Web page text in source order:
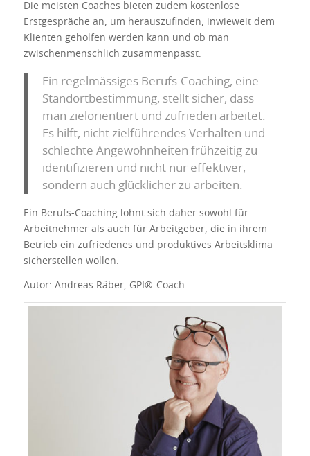
Die meisten Coaches bieten zudem kostenlose
Erstgespräche an, um herauszufinden, inwieweit dem
Klienten geholfen werden kann und ob man
zwischenmenschlich zusammenpasst.
Ein regelmässiges Berufs-Coaching, eine
Standortbestimmung, stellt sicher, dass
man zielorientiert und zufrieden arbeitet.
Es hilft, nicht zielführendes Verhalten und
schlechte Angewohnheiten frühzeitig zu
identifizieren und nicht nur effektiver,
sondern auch glücklicher zu arbeiten.
Ein Berufs-Coaching lohnt sich daher sowohl für
Arbeitnehmer als auch für Arbeitgeber, die in ihrem
Betrieb ein zufriedenes und produktives Arbeitsklima
sicherstellen wollen.
Autor: Andreas Räber, GPI®-Coach